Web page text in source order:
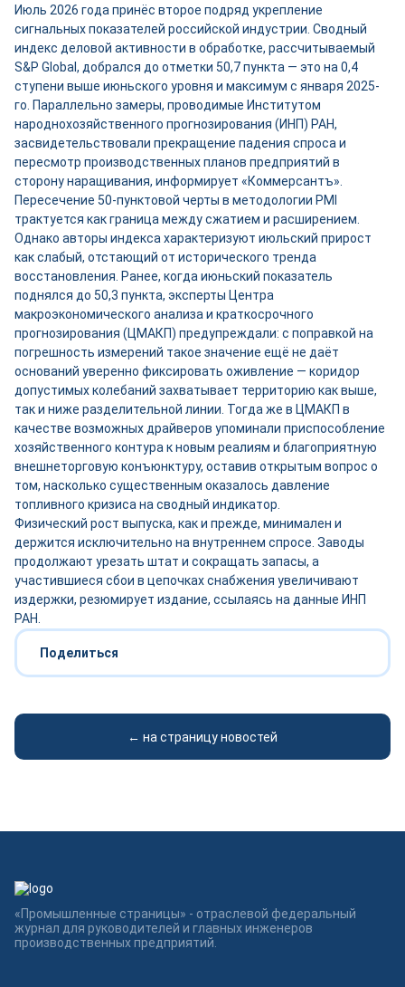
Июль 2026 года принёс второе подряд укрепление
сигнальных показателей российской индустрии. Сводный
индекс деловой активности в обработке, рассчитываемый
S&P Global, добрался до отметки 50,7 пункта — это на 0,4
ступени выше июньского уровня и максимум с января 2025-
го. Параллельно замеры, проводимые Институтом
народнохозяйственного прогнозирования (ИНП) РАН,
засвидетельствовали прекращение падения спроса и
пересмотр производственных планов предприятий в
сторону наращивания, информирует «Коммерсантъ».
Пересечение 50-пунктовой черты в методологии PMI
трактуется как граница между сжатием и расширением.
Однако авторы индекса характеризуют июльский прирост
как слабый, отстающий от исторического тренда
восстановления. Ранее, когда июньский показатель
поднялся до 50,3 пункта, эксперты Центра
макроэкономического анализа и краткосрочного
прогнозирования (ЦМАКП) предупреждали: с поправкой на
погрешность измерений такое значение ещё не даёт
оснований уверенно фиксировать оживление — коридор
допустимых колебаний захватывает территорию как выше,
так и ниже разделительной линии. Тогда же в ЦМАКП в
качестве возможных драйверов упоминали приспособление
хозяйственного контура к новым реалиям и благоприятную
внешнеторговую конъюнктуру, оставив открытым вопрос о
том, насколько существенным оказалось давление
топливного кризиса на сводный индикатор.
Физический рост выпуска, как и прежде, минимален и
держится исключительно на внутреннем спросе. Заводы
продолжают урезать штат и сокращать запасы, а
участившиеся сбои в цепочках снабжения увеличивают
издержки, резюмирует издание, ссылаясь на данные ИНП
РАН.
Поделиться
← на страницу новостей
«Промышленные страницы» - отраслевой федеральный
журнал для руководителей и главных инженеров
производственных предприятий.